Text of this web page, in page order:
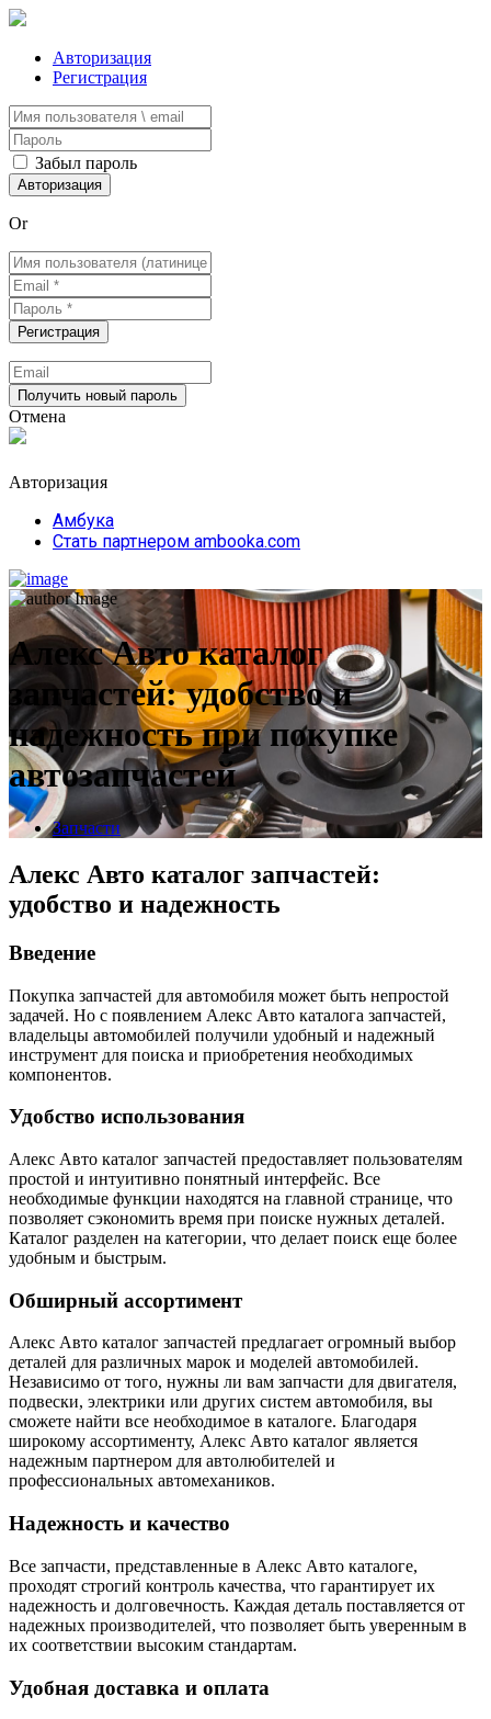
Авторизация
Регистрация
Забыл пароль
Or
Отмена
Авторизация
Амбука
Стать партнером ambooka.com
Алекс Авто каталог
запчастей: удобство и
надежность при покупке
автозапчастей
Запчасти
Алекс Авто каталог запчастей:
удобство и надежность
Введение
Покупка запчастей для автомобиля может быть непростой
задачей. Но с появлением Алекс Авто каталога запчастей,
владельцы автомобилей получили удобный и надежный
инструмент для поиска и приобретения необходимых
компонентов.
Удобство использования
Алекс Авто каталог запчастей предоставляет пользователям
простой и интуитивно понятный интерфейс. Все
необходимые функции находятся на главной странице, что
позволяет сэкономить время при поиске нужных деталей.
Каталог разделен на категории, что делает поиск еще более
удобным и быстрым.
Обширный ассортимент
Алекс Авто каталог запчастей предлагает огромный выбор
деталей для различных марок и моделей автомобилей.
Независимо от того, нужны ли вам запчасти для двигателя,
подвески, электрики или других систем автомобиля, вы
сможете найти все необходимое в каталоге. Благодаря
широкому ассортименту, Алекс Авто каталог является
надежным партнером для автолюбителей и
профессиональных автомехаников.
Надежность и качество
Все запчасти, представленные в Алекс Авто каталоге,
проходят строгий контроль качества, что гарантирует их
надежность и долговечность. Каждая деталь поставляется от
надежных производителей, что позволяет быть уверенным в
их соответствии высоким стандартам.
Удобная доставка и оплата